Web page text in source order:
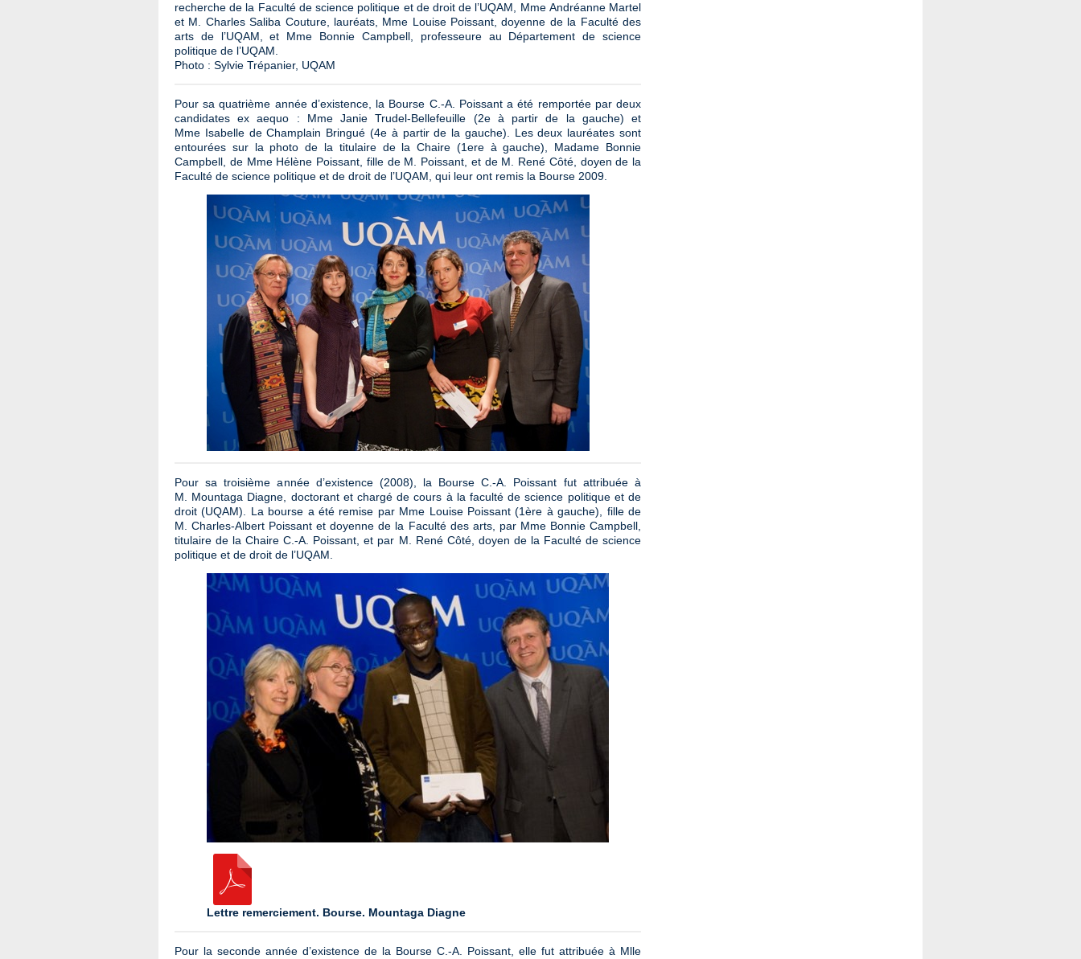
recherche de la Faculté de science politique et de droit de l’UQAM, Mme Andréanne Martel
et M. Charles Saliba Couture, lauréats, Mme Louise Poissant, doyenne de la Faculté des
arts de l’UQAM, et Mme Bonnie Campbell, professeure au Département de science
politique de l’UQAM.
Photo : Sylvie Trépanier, UQAM
Pour sa quatrième année d’existence, la Bourse C.-A. Poissant a été remportée par deux
candidates ex aequo : Mme Janie Trudel-Bellefeuille (2e à partir de la gauche) et
Mme Isabelle de Champlain Bringué (4e à partir de la gauche). Les deux lauréates sont
entourées sur la photo de la titulaire de la Chaire (1ere à gauche), Madame Bonnie
Campbell, de Mme Hélène Poissant, fille de M. Poissant, et de M. René Côté, doyen de la
Faculté de science politique et de droit de l’UQAM, qui leur ont remis la Bourse 2009.
Pour sa troisième année d’existence (2008), la Bourse C.-A. Poissant fut attribuée à
M. Mountaga Diagne, doctorant et chargé de cours à la faculté de science politique et de
droit (UQAM). La bourse a été remise par Mme Louise Poissant (1ère à gauche), fille de
M. Charles-Albert Poissant et doyenne de la Faculté des arts, par Mme Bonnie Campbell,
titulaire de la Chaire C.-A. Poissant, et par M. René Côté, doyen de la Faculté de science
politique et de droit de l’UQAM.
Lettre remerciement. Bourse. Mountaga Diagne
Pour la seconde année d’existence de la Bourse C.-A. Poissant, elle fut attribuée à Mlle